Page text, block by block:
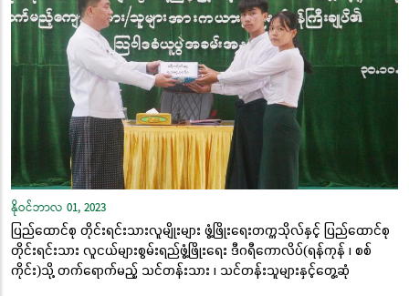
နိုဝင်ဘာလ 01, 2023
ပြည်ထောင်စု တိုင်းရင်းသားလူမျိုးများ ဖွံ့ဖြိုးရေးတက္ကသိုလ်နှင့် ပြည်ထောင်စု
တိုင်းရင်းသား လူငယ်များစွမ်းရည်ဖွံ့ဖြိုးရေး ဒီဂရီကောလိပ်(ရန်ကုန် ၊ စစ်
ကိုင်း)သို့ တက်ရောက်မည့် သင်တန်းသား ၊ သင်တန်းသူများနှင့်တွေ့ဆုံ